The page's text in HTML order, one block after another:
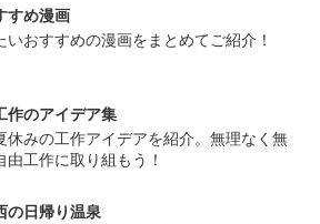
すめ漫画
いおすすめの漫画をまとめてご紹介！
作のアイデア集
休みの工作アイデアを紹介。無理なく無
由工作に取り組もう！
の日帰り温泉